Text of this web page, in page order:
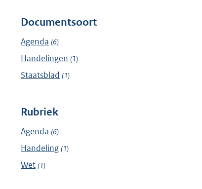
Filter
resultaten
Documentsoort
Agenda (6)
Handelingen (1)
Staatsblad (1)
Rubriek
Agenda (6)
Handeling (1)
Wet (1)